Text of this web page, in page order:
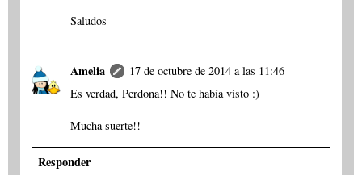
Saludos
Amelia
17 de octubre de 2014 a las 11:46
Es verdad, Perdona!! No te había visto :)
Mucha suerte!!
Responder